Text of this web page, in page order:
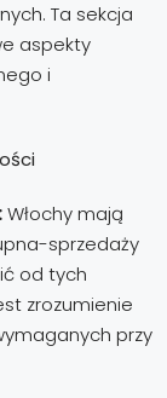
Ta sekcja
aspekty
i
Włochy mają
sprzedaży
od tych
zrozumienie
przy